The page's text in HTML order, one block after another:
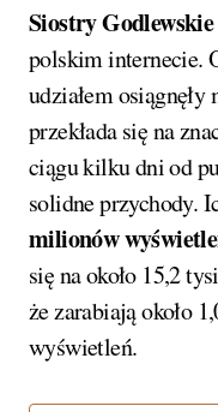
Siostry Godlewskie
polskim internecie.
udziałem
przekłada się na
ciągu kilku dni od
solidne przychody.
milionów
się na około 15,2
że zarabiają około
wyświetleń.